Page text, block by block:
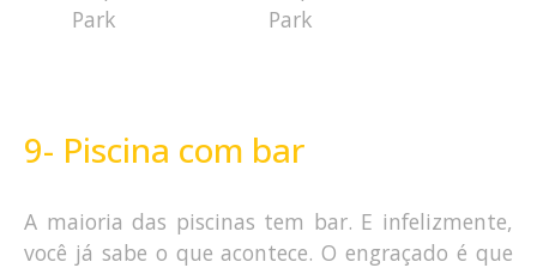
9- Piscina com bar
A maioria das piscinas tem bar. E infelizmente,
você já sabe o que acontece. O engraçado é que